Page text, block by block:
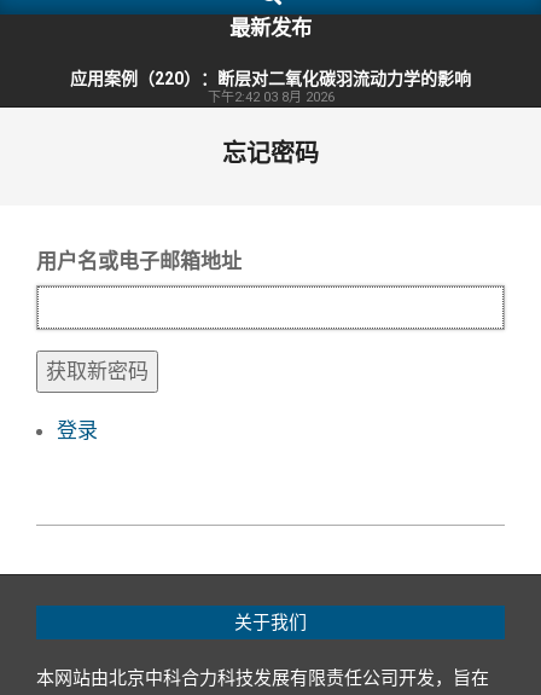
Navigation
最新发布
应用案例（220）：断层对二氧化碳羽流动力学的影响
下午2:42 03 8月 2026
忘记密码
用户名或电子邮箱地址
获取新密码
登录
关于我们
本网站由北京中科合力科技发展有限责任公司开发，旨在